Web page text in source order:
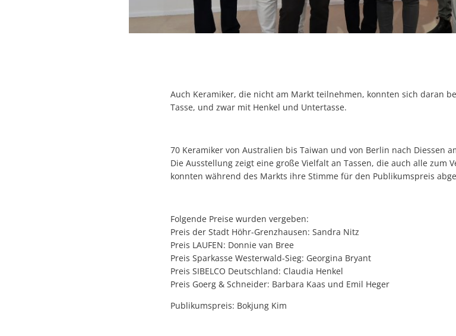
Auch Keramiker, die nicht am Markt teilnehmen, konnten sich daran
Tasse, und zwar mit Henkel und Untertasse.
70 Keramiker von Australien bis Taiwan und von Berlin nach Diessen
Die Ausstellung zeigt eine große Vielfalt an Tassen, die auch alle zum
konnten während des Markts ihre Stimme für den Publikumspreis
Folgende Preise wurden vergeben:
Preis der Stadt Höhr-Grenzhausen: Sandra Nitz
Preis LAUFEN: Donnie van Bree
Preis Sparkasse Westerwald-Sieg: Georgina Bryant
Preis SIBELCO Deutschland: Claudia Henkel
Preis Goerg & Schneider: Barbara Kaas und Emil Heger
Publikumspreis: Bokjung Kim